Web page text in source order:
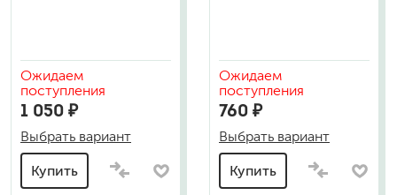
Ожидаем
поступления
1 050 ₽
Выбрать вариант
Купить
Ожидаем
поступления
760 ₽
Выбрать вариант
Купить